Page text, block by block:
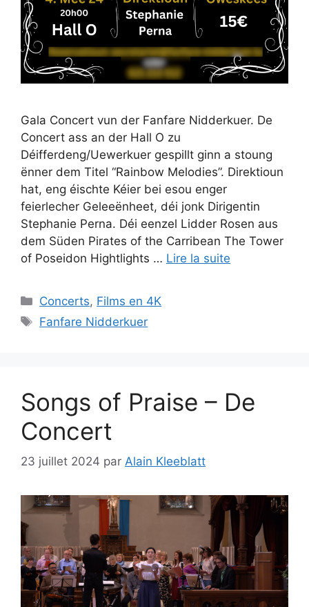
Gala Concert vun der Fanfare Nidderkuer. De
Concert ass an der Hall O zu
Déifferdeng/Uewerkuer gespillt ginn a stoung
ënner dem Titel “Rainbow Melodies”. Direktioun
hat, eng éischte Kéier bei esou enger
feierlecher Geleeënheet, déi jonk Dirigentin
Stephanie Perna. Déi eenzel Lidder Rosen aus
dem Süden Pirates of the Carribean The Tower
of Poseidon Hightlights … Lire la suite
Catégories
Concerts, Films en 4K
Étiquettes
Fanfare Nidderkuer
Songs of Praise – De
Concert
23 juillet 2024 par Alain Kleeblatt